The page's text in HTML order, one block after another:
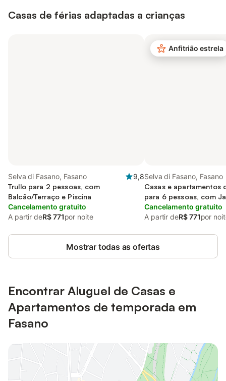
Casas de férias adaptadas a crianças
Selva di Fasano, Fasano
9,8
Trullo para 2 pessoas, com
Balcão/Terraço e Piscina
Cancelamento gratuito
A partir deR$ 771por noite
Anfitrião estrela
Selva di Fasano, Fasano
Casas e apartamentos
para 6 pessoas, com
Cancelamento gratuito
A partir deR$ 771por
Mostrar todas as ofertas
Encontrar Aluguel de Casas e
Apartamentos de temporada em
Fasano